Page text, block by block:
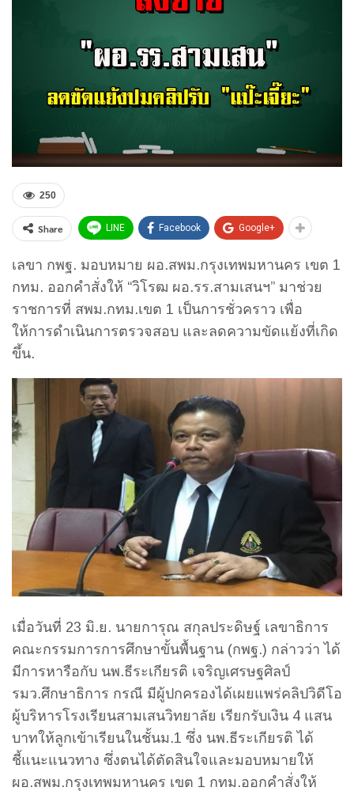
250
Share LINE Facebook Google+
เลขา กพฐ. มอบหมาย ผอ.สพม.กรุงเทพมหานคร เขต 1
กทม. ออกคำสั่งให้ “วิโรฒ ผอ.รร.สามเสนฯ” มาช่วย
ราชการที่ สพม.กทม.เขต 1 เป็นการชั่วคราว เพื่อ
ให้การดำเนินการตรวจสอบ และลดความขัดแย้งที่เกิด
ขึ้น.
เมื่อวันที่ 23 มิ.ย. นายการุณ สกุลประดิษฐ์ เลขาธิการ
คณะกรรมการการศึกษาขั้นพื้นฐาน (กพฐ.) กล่าวว่า ได้
มีการหารือกับ นพ.ธีระเกียรติ เจริญเศรษฐศิลป์
รมว.ศึกษาธิการ กรณี มีผู้ปกครองได้เผยแพร่คลิปวิดีโอ
ผู้บริหารโรงเรียนสามเสนวิทยาลัย เรียกรับเงิน 4 แสน
บาทให้ลูกเข้าเรียนในชั้นม.1 ซึ่ง นพ.ธีระเกียรติ ได้
ชี้แนะแนวทาง ซึ่งตนได้ตัดสินใจและมอบหมายให้
ผอ.สพม.กรุงเทพมหานคร เขต 1 กทม.ออกคำสั่งให้